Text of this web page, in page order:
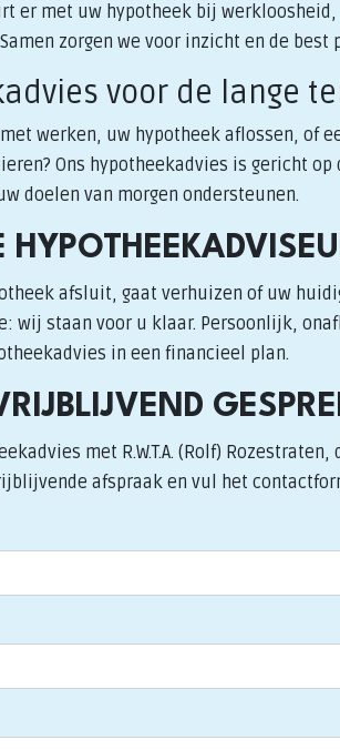
er met uw hypotheek bij
zorgen we voor inzicht en de best
voor de lange
werken, uw hypotheek aflossen, of
Ons hypotheekadvies is gericht
doelen van morgen ondersteunen.
afsluit, gaat verhuizen of uw
wij staan voor u klaar. Persoonlijk,
in een financieel plan.
met R.W.T.A. (Rolf)
afspraak en vul het